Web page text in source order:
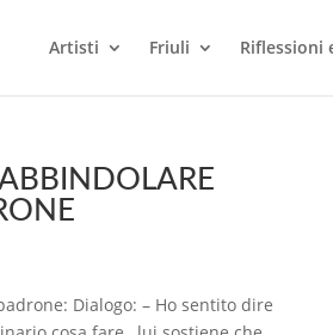
Artisti Friuli Riflessioni
Dialogo: – Ho sentito dire